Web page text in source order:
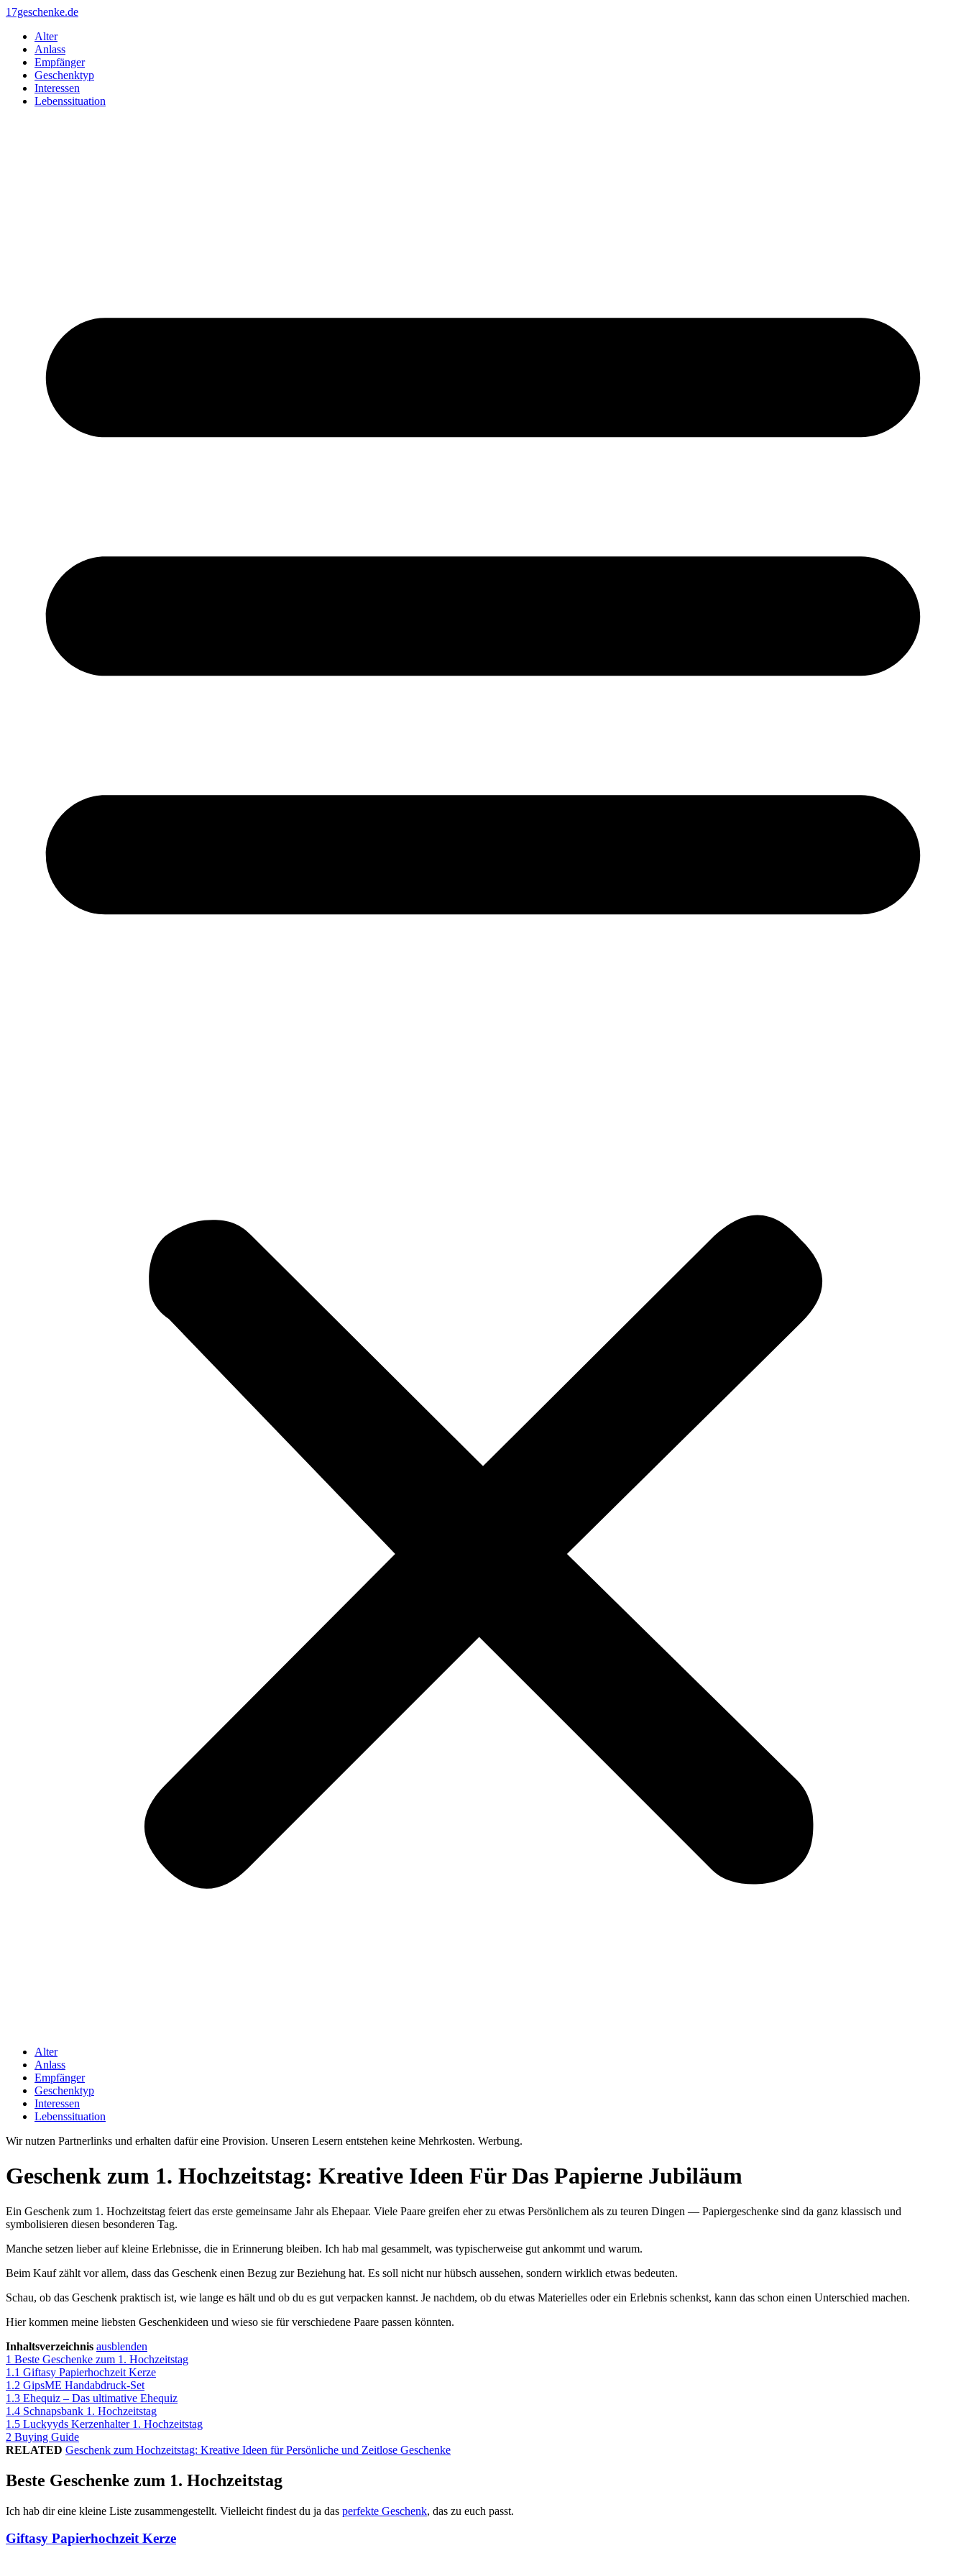
Zum
springen
17geschenke.de
Alter
Anlass
Empfänger
Geschenktyp
Interessen
Lebenssituation
Alter
Anlass
Empfänger
Geschenktyp
Interessen
Lebenssituation
Wir nutzen Partnerlinks und erhalten dafür eine Provision. Unseren Lesern entstehen keine Mehrkosten. Werbung.
Geschenk zum 1. Hochzeitstag: Kreative Ideen Für Das Papierne Jubiläum
Ein Geschenk zum 1. Hochzeitstag feiert das erste gemeinsame Jahr als Ehepaar. Viele Paare greifen eher zu etwas Persönlichem als zu teuren Dingen — Papiergeschenke sind da ganz klassisch und
symbolisieren diesen besonderen Tag.
Manche setzen lieber auf kleine Erlebnisse, die in Erinnerung bleiben. Ich hab mal gesammelt, was typischerweise gut ankommt und warum.
Beim Kauf zählt vor allem, dass das Geschenk einen Bezug zur Beziehung hat. Es soll nicht nur hübsch aussehen, sondern wirklich etwas bedeuten.
Schau, ob das Geschenk praktisch ist, wie lange es hält und ob du es gut verpacken kannst. Je nachdem, ob du etwas Materielles oder ein Erlebnis schenkst, kann das schon einen Unterschied machen.
Hier kommen meine liebsten Geschenkideen und wieso sie für verschiedene Paare passen könnten.
Inhaltsverzeichnis ausblenden
1 Beste Geschenke zum 1. Hochzeitstag
1.1 Giftasy Papierhochzeit Kerze
1.2 GipsME Handabdruck-Set
1.3 Ehequiz – Das ultimative Ehequiz
1.4 Schnapsbank 1. Hochzeitstag
1.5 Luckyyds Kerzenhalter 1. Hochzeitstag
2 Buying Guide
RELATED Geschenk zum Hochzeitstag: Kreative Ideen für Persönliche und Zeitlose Geschenke
Beste Geschenke zum 1. Hochzeitstag
Ich hab dir eine kleine Liste zusammengestellt. Vielleicht findest du ja das perfekte Geschenk, das zu euch passt.
Giftasy Papierhochzeit Kerze